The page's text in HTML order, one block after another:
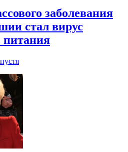
заболевания
стал вирус
питания